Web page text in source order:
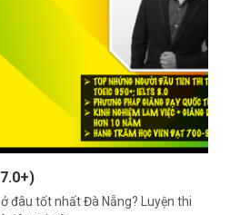
ở đâu tốt nhất Đà Nẵng? Luyện thi